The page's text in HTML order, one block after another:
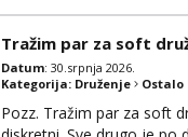
Tražim par za soft
Datum: 30.srpnja 2026.
Kategorija: Druženje Ostalo
Pozz. Tražim par za soft